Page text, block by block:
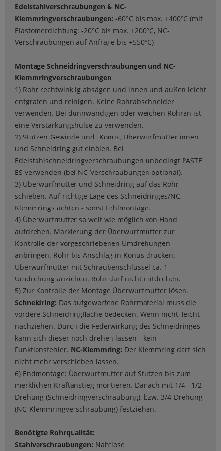
Edelstahlverschraubungen & NC-
Klemmringverschraubungen: -60°C bis max. +400°C (mit
Elastomerdichtung: -20°C bis max. +200°C, NC-
Verschraubungen auf Anfrage bis +550°C)
Montage Schneidringverschraubungen und NC-
Klemmringverschraubungen
1) Rohr rechtwinklig absägen und innen und außen leicht
entgraten und reinigen. Keine Rohrabschneider
verwenden. Bei dünnwandigen oder weichen Rohren ist
eine Verstärkungshülse zu verwenden.
2) Stutzen-Gewinde und -Konus, Überwurfmutter innen
und Schneidring gut einölen. Bei
Edelstahlschneidringverschraubungen unbedingt PASTE
ES verwenden (bei NC-Verschraubungen optional).
3) Überwurfmutter und Schneidring auf das Rohr
schieben. Auf richtige Lage des Schneidringes/NC-
Klemmrings achten - sonst Fehlmontage.
4) Überwurfmutter so weit wie möglich von Hand
aufdrehen. Markierung der Überwurfmutter zur
Kontrolle der vorgeschriebenen Umdrehungen
anbringen. Rohr bis Anschlag in Konus drücken.
Überwurfmutter mit Schraubenschlüssel ca. 1
Umdrehung anziehen. Rohr darf nicht mitdrehen.
5) Zur Kontrolle der Montage Überwurfmutter lösen.
Schneidring: Das aufgeworfene Rohrmaterial muss die
vordere Schneidringfläche bedecken. Wenn nicht, leicht
nachziehen. Durch die Federwirkung des Schneidringes
kann sich dieser noch drehen lassen - kein
Funktionsfehler. NC-Klemmring: Der Klemmring darf sich
nicht mehr verschieben lassen.
6) Endmontage: Überwurfmutter auf Stutzen bis zum
merklichen Kraftanstieg montieren. Danach mit 1/4 - 1/2
Drehung (Schneidringverschraubung), bzw. 3/4-Drehung
(NC-Klemmringverschraubung) festziehen.
Benötigte Rohrqualität:
Stahlverschraubungen: Nahtlose